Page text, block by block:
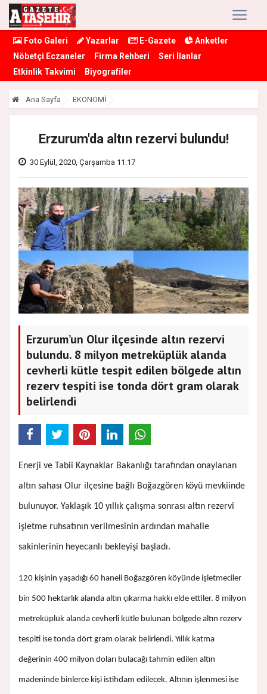
Foto Galeri Yazarlar E-Gazete
Anketler
Nöbetçi Eczaneler
Firma Rehberi
Seri İlanlar
Etkinlik Takvimi
Biyografiler
Ana Sayfa EKONOMİ
Erzurum'da altın rezervi bulundu!
30 Eylül, 2020, Çarşamba 11:17
Erzurum’un Olur ilçesinde altın rezervi
bulundu. 8 milyon metreküplük alanda
cevherli kütle tespit edilen bölgede altın
rezerv tespiti ise tonda dört gram olarak
belirlendi
Enerji ve Tabii Kaynaklar Bakanlığı tarafından onaylanan
altın sahası Olur ilçesine bağlı Boğazgören köyü mevkiinde
bulunuyor. Yaklaşık 10 yıllık çalışma sonrası altın rezervi
işletme ruhsatının verilmesinin ardından mahalle
sakinlerinin heyecanlı bekleyişi başladı.
120 kişinin yaşadığı 60 haneli Boğazgören köyünde işletmeciler
bin 500 hektarlık alanda altın çıkarma hakkı elde ettiler. 8 milyon
metreküplük alanda cevherli kütle bulunan bölgede altın rezerv
tespiti ise tonda dört gram olarak belirlendi. Yıllık katma
değerinin 400 milyon doları bulacağı tahmin edilen altın
madeninde binlerce kişi istihdam edilecek. Altının işlenmesi ise